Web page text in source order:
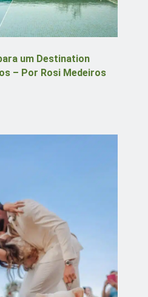
um Destination
– Por Rosi Medeiros